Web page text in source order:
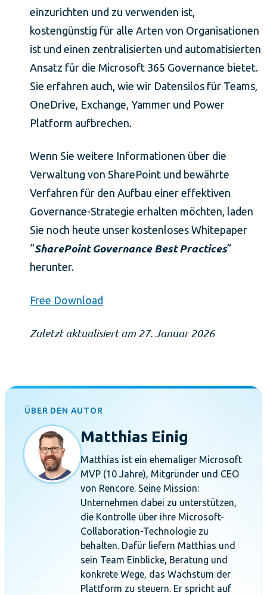
einzurichten und zu verwenden ist,
kostengünstig für alle Arten von Organisationen
ist und einen zentralisierten und automatisierten
Ansatz für die Microsoft 365 Governance bietet.
Sie erfahren auch, wie wir Datensilos für Teams,
OneDrive, Exchange, Yammer und Power
Platform aufbrechen.
Wenn Sie weitere Informationen über die
Verwaltung von SharePoint und bewährte
Verfahren für den Aufbau einer effektiven
Governance-Strategie erhalten möchten, laden
Sie noch heute unser kostenloses Whitepaper
“SharePoint Governance Best Practices”
herunter.
Free Download
Zuletzt aktualisiert am 27. Januar 2026
ÜBER DEN AUTOR
Matthias Einig
Matthias ist ein ehemaliger Microsoft
MVP (10 Jahre), Mitgründer und CEO
von Rencore. Seine Mission:
Unternehmen dabei zu unterstützen,
die Kontrolle über ihre Microsoft-
Collaboration-Technologie zu
behalten. Dafür liefern Matthias und
sein Team Einblicke, Beratung und
konkrete Wege, das Wachstum der
Plattform zu steuern. Er spricht auf